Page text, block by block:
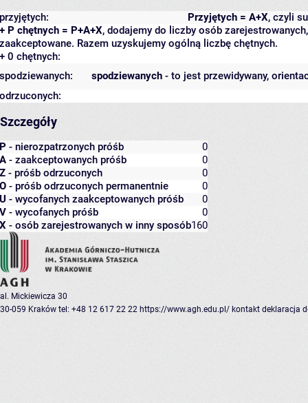
Przyjętych = A+X, czyli
przyjętych:
+ P chętnych = P+A+X, dodajemy do liczby osób
zaakceptowane. Razem uzyskujemy ogólną liczbę chętnych.
+ 0 chętnych:
spodziewanych - to jest przewidywany,
spodziewanych:
odrzuconych:
Szczegóły
P - nierozpatrzonych próśb
0
A - zaakceptowanych próśb
0
Z - próśb odrzuconych
0
O - próśb odrzuconych permanentnie
0
U - wycofanych zaakceptowanych próśb
0
V - wycofanych próśb
0
X - osób zarejestrowanych w inny sposób160
al. Mickiewicza 30
30-059 Kraków tel: +48 12 617 22 22 https://www.agh.edu.pl/ kontakt deklaracja